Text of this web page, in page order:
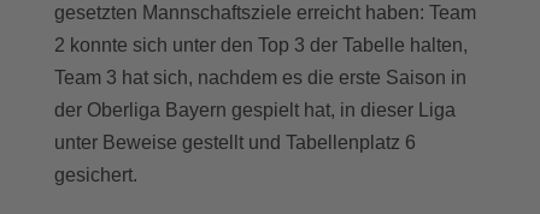
gesetzten Mannschaftsziele erreicht haben: Team
2 konnte sich unter den Top 3 der Tabelle halten,
Team 3 hat sich, nachdem es die erste Saison in
der Oberliga Bayern gespielt hat, in dieser Liga
unter Beweise gestellt und Tabellenplatz 6
gesichert.